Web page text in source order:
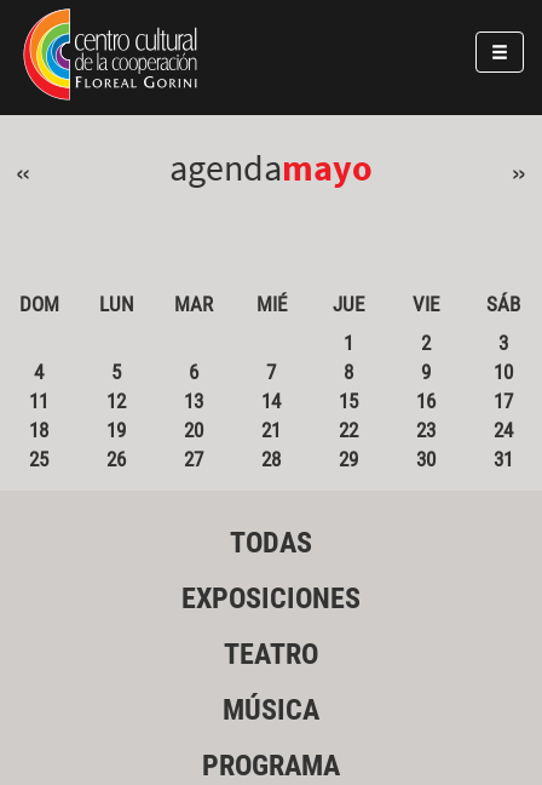
Pasar al contenido principal
Jump to main content
« agendamayo »
DOM LUN MAR MIÉ JUE VIE
SÁB
1
2
3
4
5 6 7 8 9
10
11
12 13 14 15 16
17
18
19 20 21 22 23
24
25
26 27 28 29 30 31
TODAS
EXPOSICIONES
TEATRO
MÚSICA
PROGRAMA